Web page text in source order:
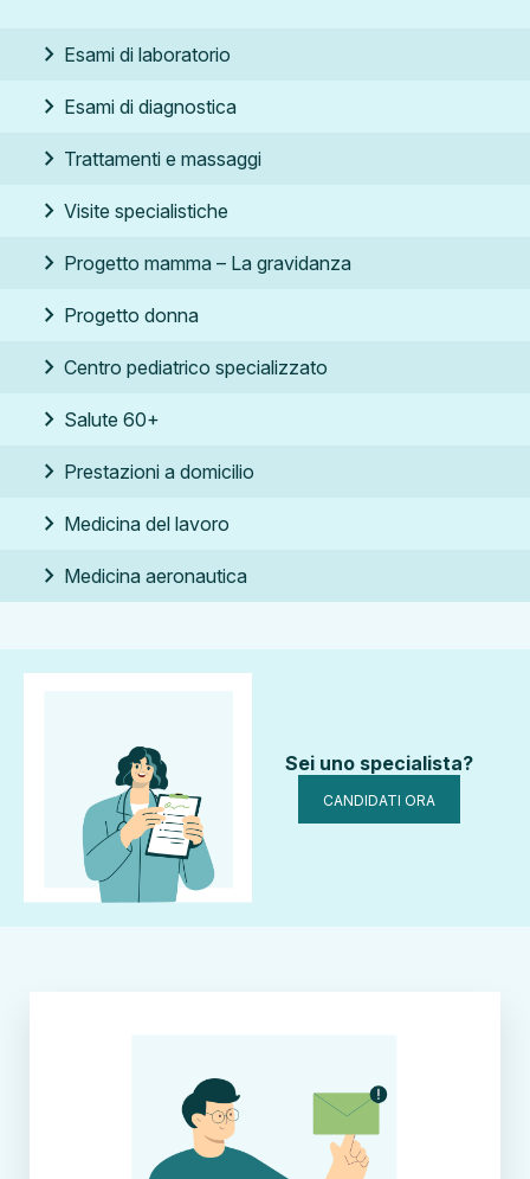
chevron_right Esami di laboratorio
chevron_right Esami di diagnostica
chevron_right Trattamenti e massaggi
chevron_right Visite specialistiche
chevron_right Progetto mamma – La gravidanza
chevron_right Progetto donna
chevron_right Centro pediatrico specializzato
chevron_right Salute 60+
chevron_right Prestazioni a domicilio
chevron_right Medicina del lavoro
chevron_right Medicina aeronautica
Sei uno specialista?
CANDIDATI ORA